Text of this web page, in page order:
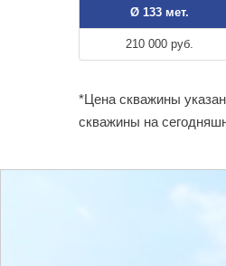
Ø 133 мет.
210 000 руб.
*Цена скважины
скважины на